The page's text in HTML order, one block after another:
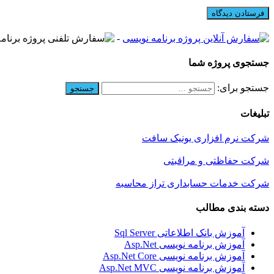
-
جستجوی پروژه شما
جستجو برای:
تبلیغات
شرکت نرم افزاری یونیک سافت
شرکت حفاظتی و مراقبتی
شرکت خدمات حسابداری تراز محاسبه
دسته بندی مطالب
آموزش بانک اطلاعاتی Sql Server
آموزش برنامه نویسی Asp.Net
آموزش برنامه نویسی Asp.Net Core
آموزش برنامه نویسی Asp.Net MVC